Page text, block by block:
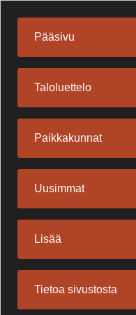
Pääsivu
Taloluettelo
Paikkakunnat
Uusimmat
Lisää
Tietoa sivustosta